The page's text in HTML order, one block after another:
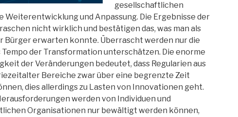
gesellschaftlichen
Weiterentwicklung und Anpassung. Die Ergebnisse der
nicht wirklich und bestätigen das, was man als
Bürger erwarten konnte. Überrascht werden nur die
Tempo der Transformation unterschätzen. Die enorme
der Veränderungen bedeutet, dass Regularien aus
Bereiche zwar über eine begrenzte Zeit
dies allerdings zu Lasten von Innovationen geht.
werden von Individuen und
Organisationen nur bewältigt werden können,